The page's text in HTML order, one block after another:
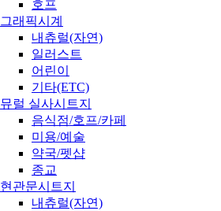
호프
그래픽시계
내츄럴(자연)
일러스트
어린이
기타(ETC)
뮤럴 실사시트지
음식점/호프/카페
미용/예술
약국/펫샵
종교
현관문시트지
내츄럴(자연)